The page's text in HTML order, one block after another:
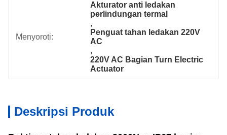
Menyoroti:
Akturator anti ledakan
perlindungan termal
,
Penguat tahan ledakan 220V
AC
,
220V AC Bagian Turn Electric
Actuator
Deskripsi Produk